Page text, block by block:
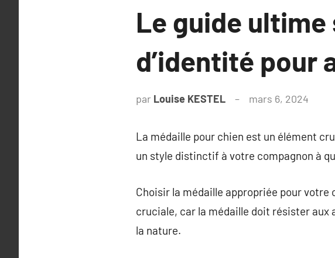
Le guide
d’identité pour
par Louise KESTEL mars 6, 2024
La médaille pour chien est un élément
un style distinctif à votre compagnon à
Choisir la médaille appropriée pour
cruciale, car la médaille doit résister aux
la nature.